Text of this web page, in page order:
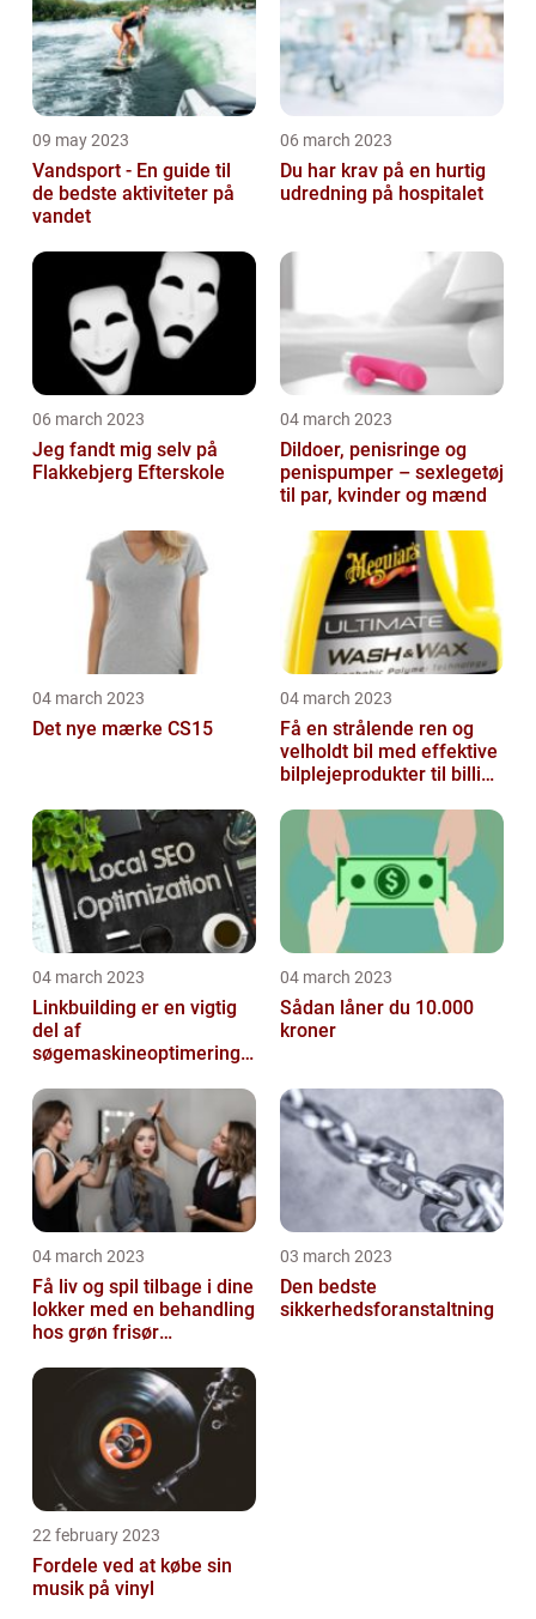
09 may 2023
Vandsport - En guide til
de bedste aktiviteter på
vandet
06 march 2023
Du har krav på en hurtig
udredning på hospitalet
06 march 2023
Jeg fandt mig selv på
Flakkebjerg Efterskole
04 march 2023
Dildoer, penisringe og
penispumper – sexlegetøj
til par, kvinder og mænd
04 march 2023
Det nye mærke CS15
04 march 2023
Få en strålende ren og
velholdt bil med effektive
bilplejeprodukter til billige
04 march 2023
Linkbuilding er en vigtig
del af
søgemaskineoptimeringe
04 march 2023
Sådan låner du 10.000
kroner
04 march 2023
Få liv og spil tilbage i dine
lokker med en behandling
hos grøn frisør
03 march 2023
Den bedste
sikkerhedsforanstaltning
22 february 2023
Fordele ved at købe sin
musik på vinyl